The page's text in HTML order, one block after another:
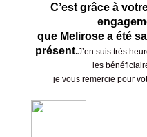
C’est grâce à
que Melirose a été
présent.J’en suis très
les
je vous remercie pour